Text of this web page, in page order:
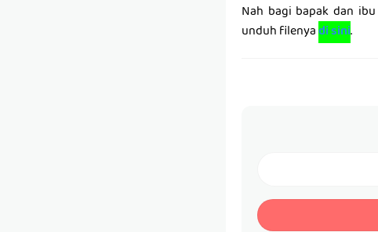
Nah bagi bapak dan
unduh filenyadi sini.